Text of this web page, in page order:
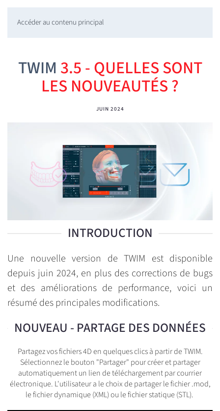
Accéder au contenu principal
TWIM 3.5 - QUELLES SONT
LES NOUVEAUTÉS ?
JUIN 2024
INTRODUCTION
Une nouvelle version de TWIM est disponible
depuis juin 2024, en plus des corrections de bugs
et des améliorations de performance, voici un
résumé des principales modifications.
NOUVEAU - PARTAGE DES DONNÉES
Partagez vos fichiers 4D en quelques clics à partir de TWIM.
Sélectionnez le bouton "Partager" pour créer et partager
automatiquement un lien de téléchargement par courrier
électronique. L'utilisateur a le choix de partager le fichier .mod,
le fichier dynamique (XML) ou le fichier statique (STL).